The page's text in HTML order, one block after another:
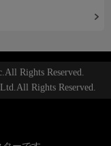
Rights Reserved.
Rights Reserved.